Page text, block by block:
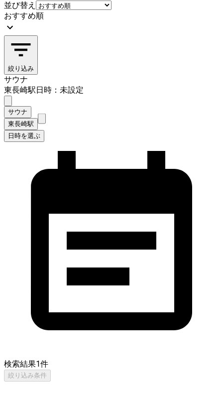
並び替え
おすすめ順
絞り込み
サウナ
東長崎駅日時：未設定
サウナ
東長崎駅
日時を選ぶ
検索結果1件
絞り込み条件